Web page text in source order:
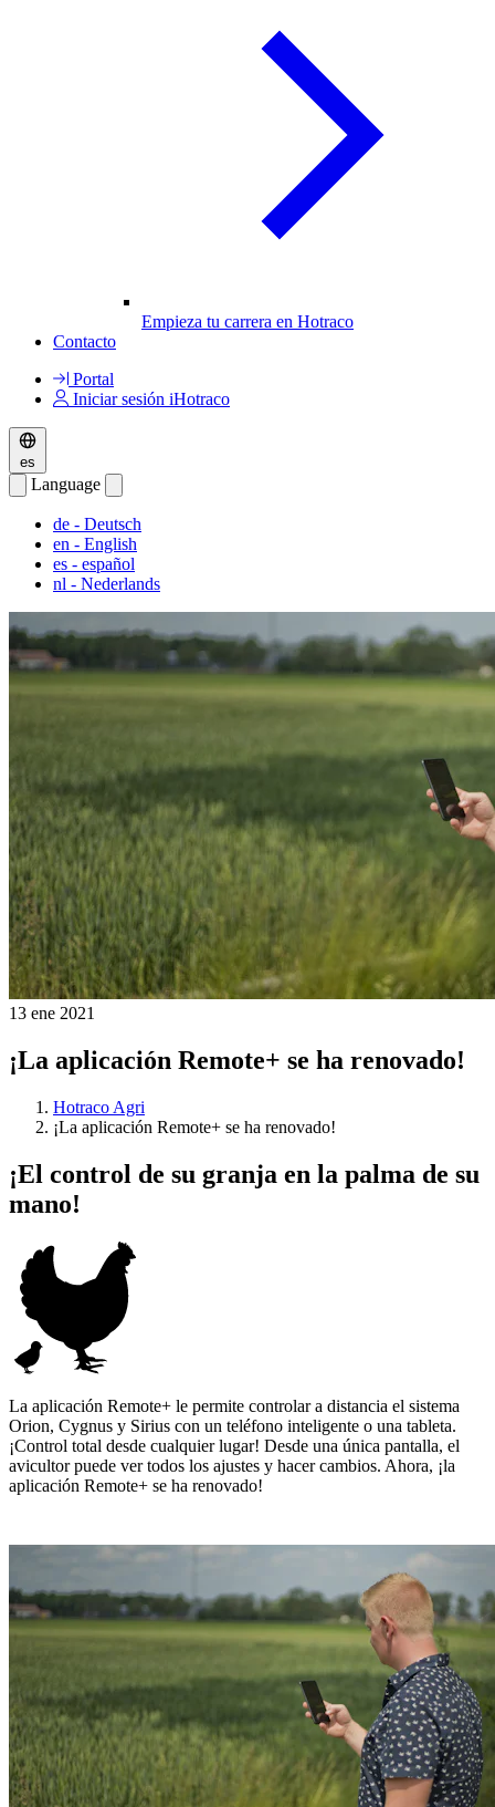
Empieza tu carrera en Hotraco
Contacto
Portal
Iniciar sesión iHotraco
es
Language
de - Deutsch
en - English
es - español
nl - Nederlands
13 ene 2021
¡La aplicación Remote+ se ha renovado!
Hotraco Agri
¡La aplicación Remote+ se ha renovado!
¡El control de su granja en la palma de su
mano!
La aplicación Remote+ le permite controlar a distancia el sistema
Orion, Cygnus y Sirius con un teléfono inteligente o una tableta.
¡Control total desde cualquier lugar! Desde una única pantalla, el
avicultor puede ver todos los ajustes y hacer cambios. Ahora, ¡la
aplicación Remote+ se ha renovado!